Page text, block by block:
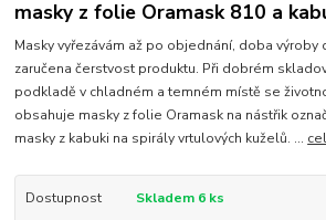
masky z folie Oramask 810 a
Masky vyřezávám až po objednání, doba výroby
zaručena čerstvost produktu. Při dobrém
podkladě v chladném a temném místě se
obsahuje masky z folie Oramask na nástřik
masky z kabuki na spirály vrtulových kuželů. ...
Dostupnost Skladem 6 ks